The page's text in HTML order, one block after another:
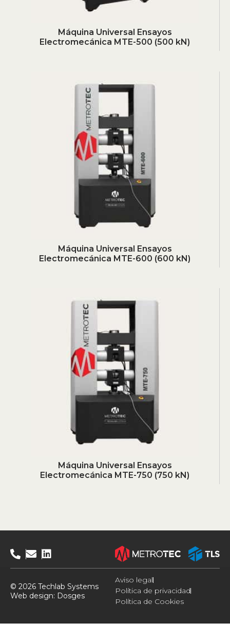
Máquina Universal Ensayos
Electromecánica MTE-500 (500 kN)
Máquina Universal Ensayos
Electromecánica MTE-600 (600 kN)
Máquina Universal Ensayos
Electromecánica MTE-750 (750 kN)
© 2026 Techlab Systems
Web design: Dosges
Aviso legal
Política de privacidad
Política de Cookies